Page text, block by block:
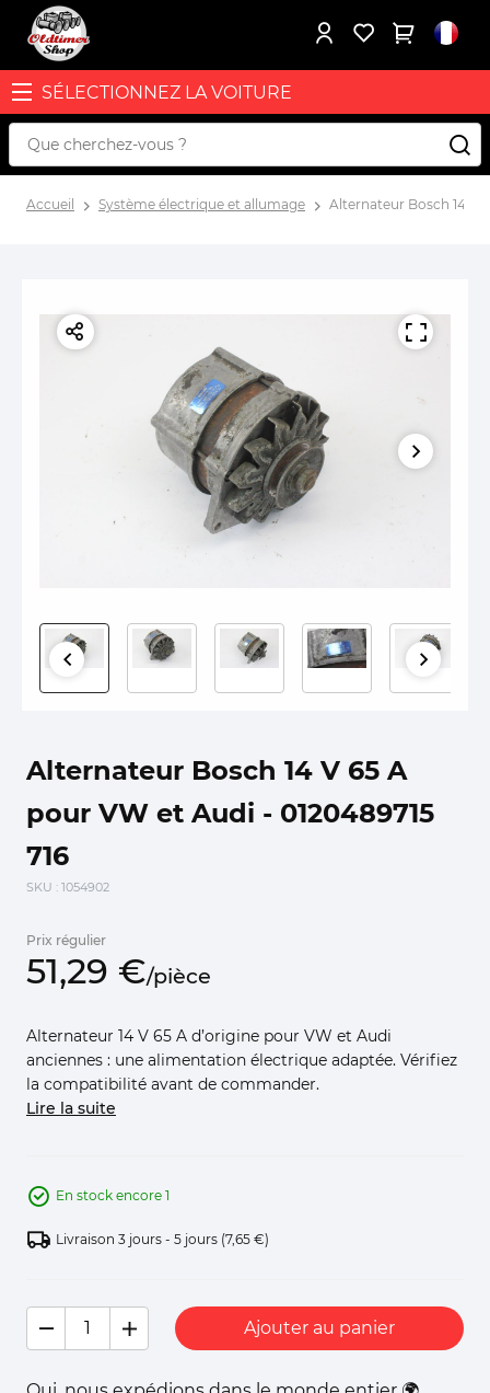
SÉLECTIONNEZ LA VOITURE
Accueil Système électrique et allumage Alternateur Bosch 14 V
Alternateur Bosch 14 V 65 A
pour VW et Audi - 0120489715
716
SKU : 1054902
Prix régulier
51,29 €/pièce
Alternateur 14 V 65 A d’origine pour VW et Audi
anciennes : une alimentation électrique adaptée. Vérifiez
la compatibilité avant de commander.
Lire la suite
En stock encore 1
Livraison 3 jours - 5 jours (7,65 €)
Ajouter au panier